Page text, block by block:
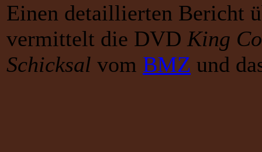
Einen detaillierten Bericht
vermittelt die DVDKing
Schicksal vom BMZ und